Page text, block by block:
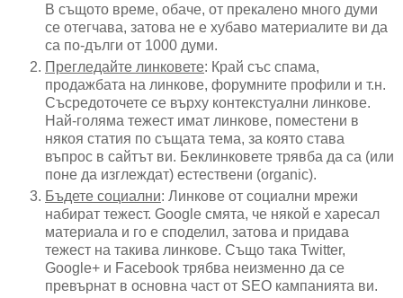
В същото време, обаче, от прекалено много думи
се отегчава, затова не е хубаво материалите ви да
са по-дълги от 1000 думи.
Прегледайте линковете: Край със спама,
продажбата на линкове, форумните профили и т.н.
Съсредоточете се върху контекстуални линкове.
Най-голяма тежест имат линкове, поместени в
някоя статия по същата тема, за която става
въпрос в сайтът ви. Беклинковете трявба да са (или
поне да изглеждат) естествени (organic).
Бъдете социални: Линкове от социални мрежи
набират тежест. Google смята, че някой е харесал
материала и го е споделил, затова и придава
тежест на такива линкове. Също така Twitter,
Google+ и Facebook трябва неизменно да се
превърнат в основна част от SEO кампанията ви.